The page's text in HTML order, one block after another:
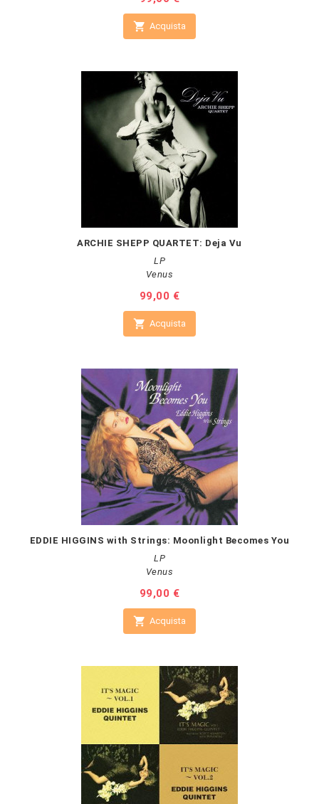
 Acquista
ARCHIE SHEPP QUARTET: Deja Vu
LP
Venus
Prezzo
99,00 €
 Acquista
EDDIE HIGGINS with Strings: Moonlight Becomes You
LP
Venus
Prezzo
99,00 €
 Acquista